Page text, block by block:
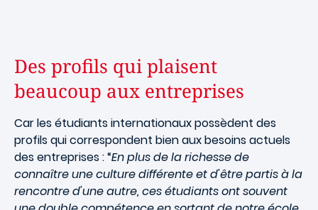
Des profils qui plaisent
beaucoup aux entreprises
Car les étudiants internationaux possèdent des
profils qui correspondent bien aux besoins actuels
des entreprises : “En plus de la richesse de
connaître une culture différente et d'être partis à la
rencontre d'une autre, ces étudiants ont souvent